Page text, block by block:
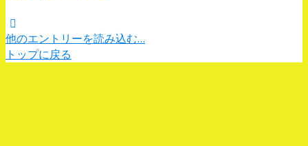
他のエントリーを読み込む…
トップに戻る